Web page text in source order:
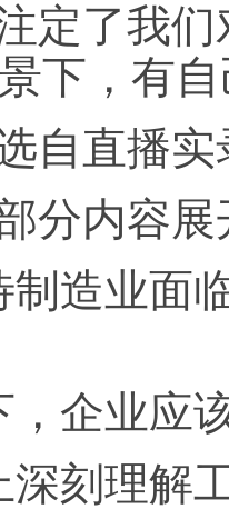
定了我
下，有
自直播实
分内容展
制造业面
，企业应
深刻理解